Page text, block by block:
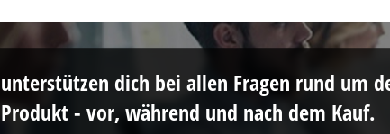
dich bei allen Fragen rund um
Produkt - vor, während und nach dem Kauf.